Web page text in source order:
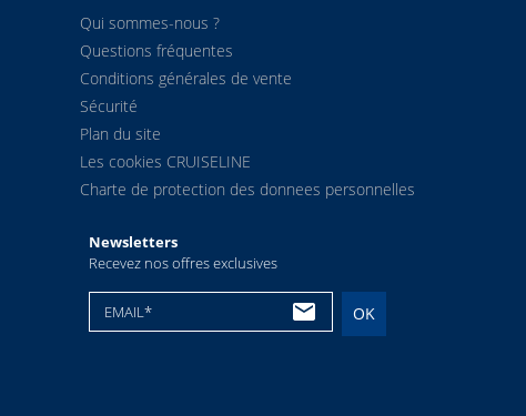
Qui sommes-nous ?
Questions fréquentes
Conditions générales de vente
Sécurité
Plan du site
Les cookies CRUISELINE
Charte de protection des donnees personnelles
Newsletters
Recevez nos offres exclusives
EMAIL* OK